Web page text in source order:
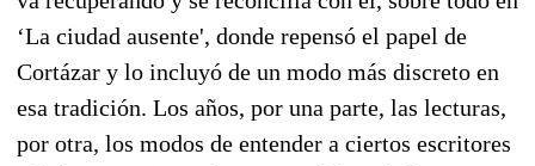
‘La ciudad ausente', donde repensó el papel de
Cortázar y lo incluyó de un modo más discreto en
esa tradición. Los años, por una parte, las lecturas,
por otra, los modos de entender a ciertos escritores